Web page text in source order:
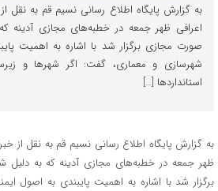
به گزارش پایگاه اطلاع رسانی نسیم قم به نقل از
اعرافی ظهر جمعه در خطبه‌های مجازی آدینه
صورت مجازی برگزار شد با اشاره به اهمیت
شهرسازی و معماری، گفت: اگر شهرها و
استانداردها […]
به گزارش پایگاه اطلاع رسانی نسیم قم به نقل از
ظهر جمعه در خطبه‌های مجازی آدینه که به دلیل
برگزار شد با اشاره به اهمیت پایبندی به اصول